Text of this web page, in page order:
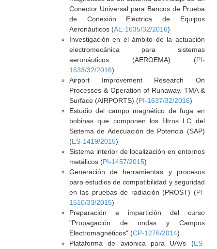
Conector Universal para Bancos de Prueba
de Conexión Eléctrica de Equipos
Aeronáuticos (AE-1635/32/2016)
Investigación en el ámbito de la actuación
electromecánica para sistemas
aeronáuticos (AEROEMA) (PI-
1633/32/2016)
Airport Improvement Research On
Processes & Operation of Runaway. TMA &
Surface (AIRPORTS) (PI-1637/32/2016)
Estudio del campo magnético de fuga en
bobinas que componen los filtros LC del
Sistema de Adecuación de Potencia (SAP)
(ES-1419/2015)
Sistema interior de localización en entornos
metálicos (PI-1457/2015)
Generación de herramientas y procesos
para estudios de compatibilidad y seguridad
en las pruebas de radiación (PROST) (PI-
1510/33/2015)
Preparación e impartición del curso
"Propagación de ondas y Campos
Electromagnéticos" (CP-1276/2014)
Plataforma de aviónica para UAVs (ES-